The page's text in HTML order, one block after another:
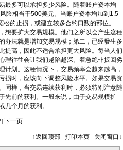
多可以承担多少风险。随着账户资本增
险相当于500美元。当账户资本增加到1.5
的止损，或建立较多合约口数的部位。
要扩大交易规模。他们之所以会产生这種
办法就是增加交易规模；第二，已经發生多
提高，因此不适合承担更大风险。每当人们
理往往会让我们越陷越深。着急绝非扳回劣
划。这種情况下，交易频率会越来越高，
损时，应该向下调整风险水平。如果交易资
同样，当交易连续获利时，必须特别注意随
先前的获利。一般来说，由于交易规模扩
几个月的获利。
下一页
↑返回顶部 打印本页 关闭窗口↓